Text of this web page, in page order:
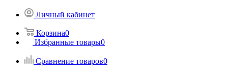
Личный кабинет
Корзина0
Избранные товары0
Сравнение товаров0